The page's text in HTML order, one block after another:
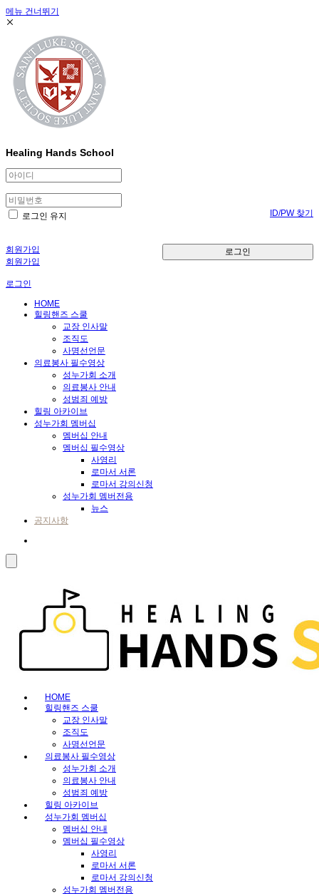
메뉴 건너뛰기
Healing Hands School
로그인 유지 ID/PW 찾기
회원가입
로그인
회원가입
로그인
HOME
힐링핸즈 스쿨
교장 인사말
조직도
사명선언문
의료봉사 필수영상
성누가회 소개
의료봉사 안내
성범죄 예방
힐링 아카이브
성누가회 멤버십
멤버십 안내
멤버십 필수영상
사영리
로마서 서론
로마서 강의신청
성누가회 멤버전용
뉴스
공지사항
HOME
힐링핸즈 스쿨
교장 인사말
조직도
사명선언문
의료봉사 필수영상
성누가회 소개
의료봉사 안내
성범죄 예방
힐링 아카이브
성누가회 멤버십
멤버십 안내
멤버십 필수영상
사영리
로마서 서론
로마서 강의신청
성누가회 멤버전용